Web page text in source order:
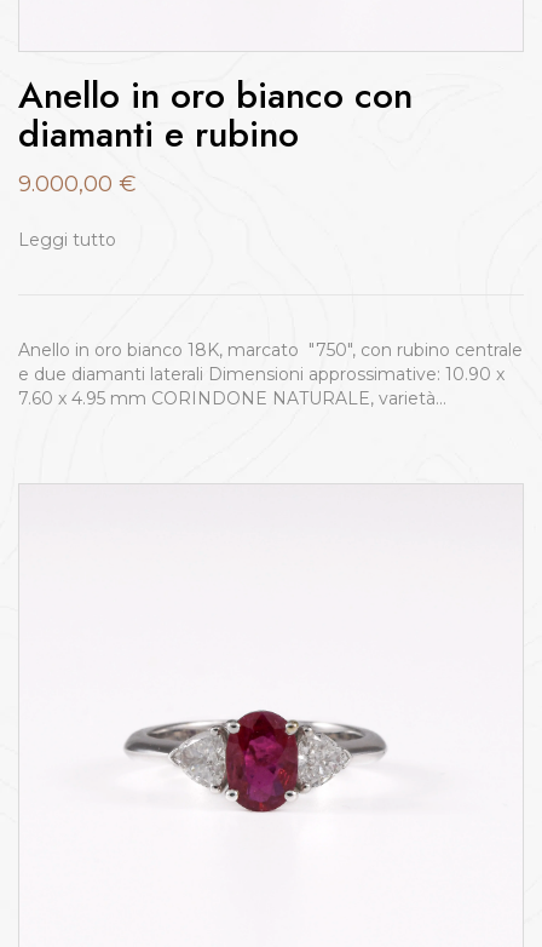
Anello in oro bianco con
diamanti e rubino
9.000,00 €
Leggi tutto
Anello in oro bianco 18K, marcato "750", con rubino centrale
e due diamanti laterali Dimensioni approssimative: 10.90 x
7.60 x 4.95 mm CORINDONE NATURALE, varietà…